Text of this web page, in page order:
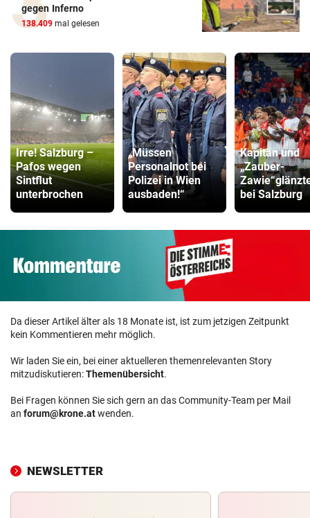
gegen Inferno
138.409 mal gelesen
Irre! Salzburg –
Pafos wegen
Sintflut
unterbrochen
„Müssen
Personalnot bei
Polizei in Wien
ausbaden!“
Kapitän und
„Zauber-
bei Salzburg
Da dieser Artikel älter als 18 Monate ist, ist zum jetzigen Zeitpunkt
kein Kommentieren mehr möglich.
Wir laden Sie ein, bei einer aktuelleren themenrelevanten Story
mitzudiskutieren:Themenübersicht.
Bei Fragen können Sie sich gern an das Community-Team per Mail
an forum@krone.atwenden.
NEWSLETTER